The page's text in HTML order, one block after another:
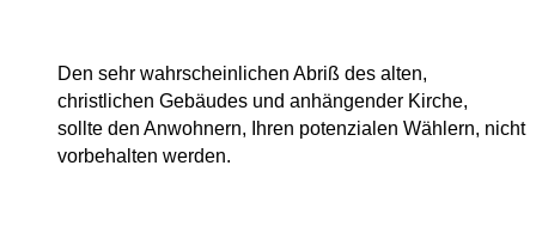
Den sehr wahrscheinlichen Abriß des alten,
christlichen Gebäudes und anhängender Kirche,
sollte den Anwohnern, Ihren potenzialen Wählern, nicht
vorbehalten werden.